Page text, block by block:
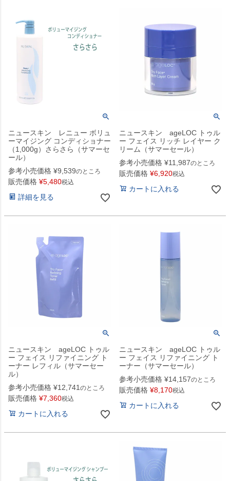
ニュースキン レニュー ボリュ
ーマイジング コンディショナー
（1,000g）さらさら（サマーセ
ール）
参考小売価格 ¥9,539のところ
販売価格 ¥5,480税込
詳細を見る
ニュースキン ageLOC トゥル
ー フェイス リッチ レイヤー ク
リーム（サマーセール）
参考小売価格 ¥11,987のところ
販売価格 ¥6,920税込
カートに入れる
ニュースキン ageLOC トゥル
ー フェイス リファイニング ト
ーナー レフィル（サマーセー
ル）
参考小売価格 ¥12,741 のところ
販売価格 ¥7,360税込
カートに入れる
ニュースキン ageLOC トゥル
ー フェイス リファイニング ト
ーナー（サマーセール）
参考小売価格 ¥14,157のところ
販売価格 ¥8,170税込
カートに入れる